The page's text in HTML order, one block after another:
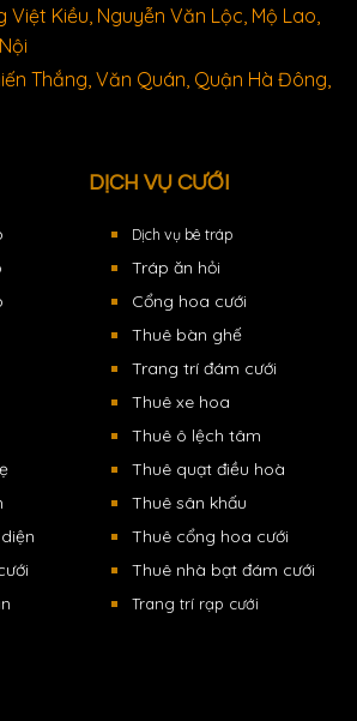
Việt Kiều, Nguyễn Văn Lộc, Mộ Lao,
Thắng, Văn Quán, Quận Hà Đông,
DỊCH VỤ CƯỚI
Dịch vụ bê tráp
Tráp ăn hỏi
Cổng hoa cưới
Thuê bàn ghế
Trang trí đám cưới
Thuê xe hoa
Thuê ô lệch tâm
Thuê quạt điều hoà
Thuê sân khấu
Thuê cổng hoa cưới
Thuê nhà bạt đám cưới
Trang trí rạp cưới